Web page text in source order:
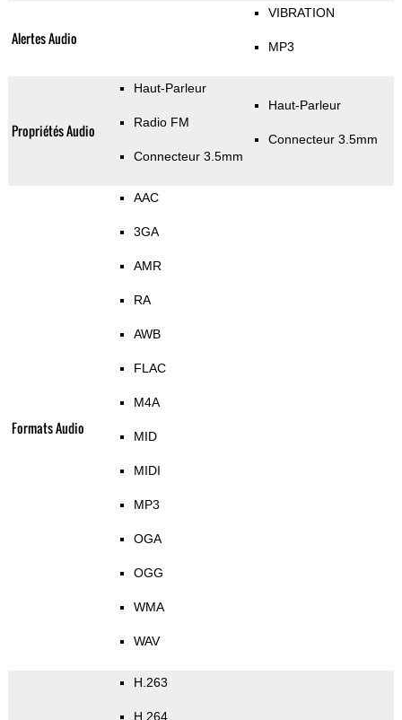
Alertes Audio
VIBRATION
MP3
Propriétés Audio
Haut-Parleur
Radio FM
Connecteur 3.5mm
Haut-Parleur
Connecteur 3.5mm
Formats Audio
AAC
3GA
AMR
RA
AWB
FLAC
M4A
MID
MIDI
MP3
OGA
OGG
WMA
WAV
H.263
H.264